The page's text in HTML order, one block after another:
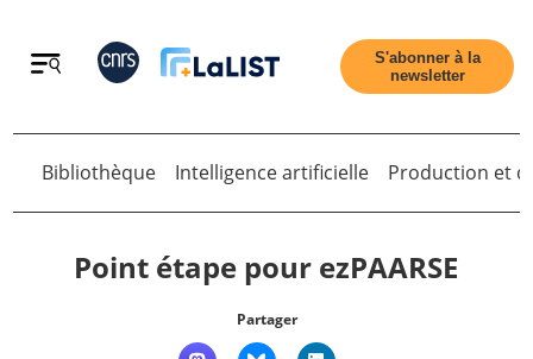
Retour
S'abonner à la
newsletter
Bibliothèque Intelligence artificielle Production et
Point étape pour ezPAARSE
Partager